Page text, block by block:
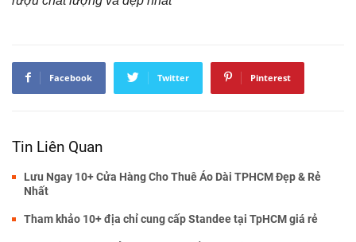
Facebook Twitter Pinterest
Tin Liên Quan
Lưu Ngay 10+ Cửa Hàng Cho Thuê Áo Dài TPHCM Đẹp & Rẻ
Nhất
Tham khảo 10+ địa chỉ cung cấp Standee tại TpHCM giá rẻ